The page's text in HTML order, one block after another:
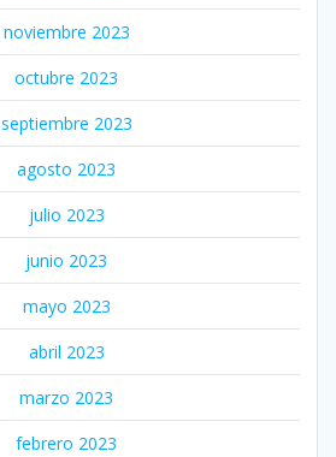
noviembre 2023
octubre 2023
septiembre 2023
agosto 2023
julio 2023
junio 2023
mayo 2023
abril 2023
marzo 2023
febrero 2023